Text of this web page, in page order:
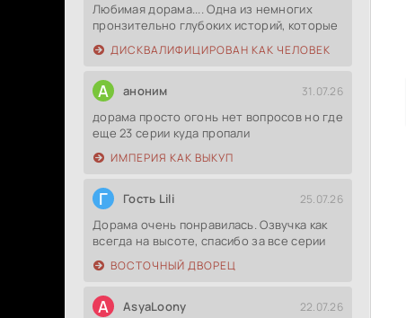
Любимая дорама.... Одна из немногих
пронзительно глубоких историй, которые
ДИСКВАЛИФИЦИРОВАН КАК ЧЕЛОВЕК
А аноним 31.07.26
дорама просто огонь нет вопросов но где
еще 23 серии куда пропали
ИМПЕРИЯ КАК ВЫКУП
Г Гость Lili 25.07.26
Дорама очень понравилась. Озвучка как
всегда на высоте, спасибо за все серии
ВОСТОЧНЫЙ ДВОРЕЦ
A AsyaLoony 22.07.26